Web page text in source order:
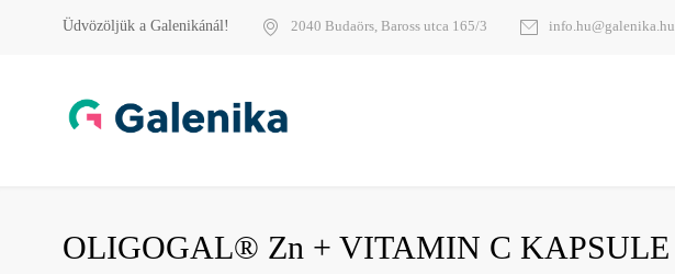
Üdvözöljük a Galenikánál! 2040 Budaörs, Baross utca 165/3 info.hu@galenika.hu
OLIGOGAL® Zn + VITAMIN C KAPSULE